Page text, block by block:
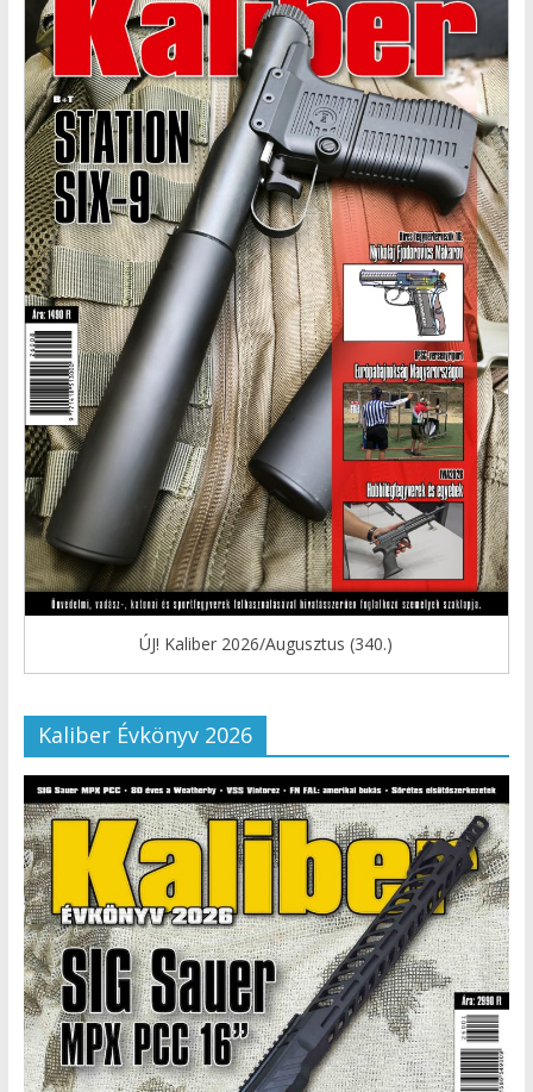
ÚJ! Kaliber 2026/Augusztus (340.)
Kaliber Évkönyv 2026